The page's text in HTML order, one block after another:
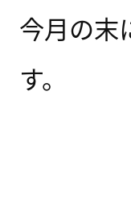
今月の末
す。